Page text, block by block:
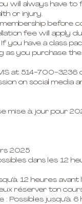
will always have
or injury.
membership before
fee will apply
you have a class
as you purchase
at 514-700-3236
on social media
mise à jour pour
2025
dans les 12
12 heures
réserver ton
Possibles jusqu'à 6